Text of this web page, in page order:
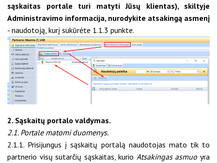
sąskaitas portale turi matyti Jūsų klientas), skiltyje
Administravimo informacija, nurodykite atsakingą asmenį
- naudotoją, kurį sukūrėte 1.1.3 punkte.
2. Sąskaitų portalo valdymas.
2.1. Portale matomi duomenys.
2.1.1. Prisijungus į sąskaitų portalą naudotojas mato tik to
partnerio visų sutarčių sąskaitas, kurio Atsakingas asmuo yra